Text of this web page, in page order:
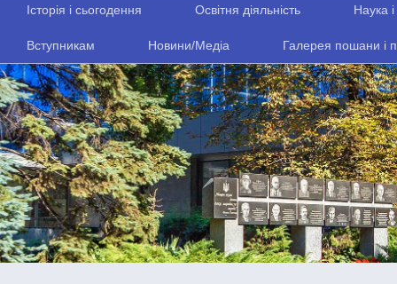
Історія і сьогодення Освітня діяльність Наука
Вступникам Новини/Медіа Галерея пошани і